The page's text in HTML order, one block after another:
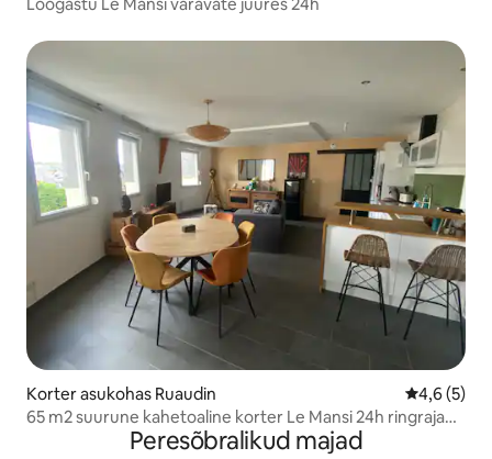
Korter asukohas Ruaudin Keskmine
4,6 (5)
65 m2 suurune kahetoaline korter Le Mansi 24h ringraja
Peresõbralikud majad